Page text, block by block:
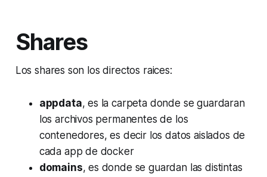
Shares
Los shares son los directos raices:
appdata, es la carpeta donde se guardaran
los archivos permanentes de los
contenedores, es decir los datos aislados de
cada app de docker
domains, es donde se guardan las distintas